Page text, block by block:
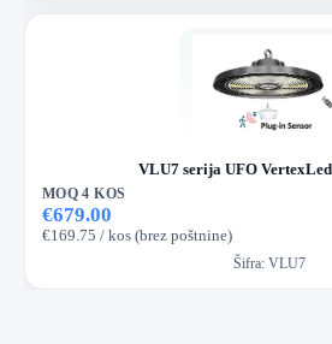
VLU7 serija UFO
MOQ 4 KOS
€679.00
€169.75 / kos (brez poštnine)
Šifra: VLU7